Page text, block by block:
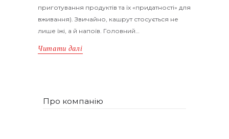
приготування продуктів та їх «придатності» для
вживання). Звичайно, кашрут стосується не
лише їжі, а й напоїв. Головний…
Читати далі
Про компанію